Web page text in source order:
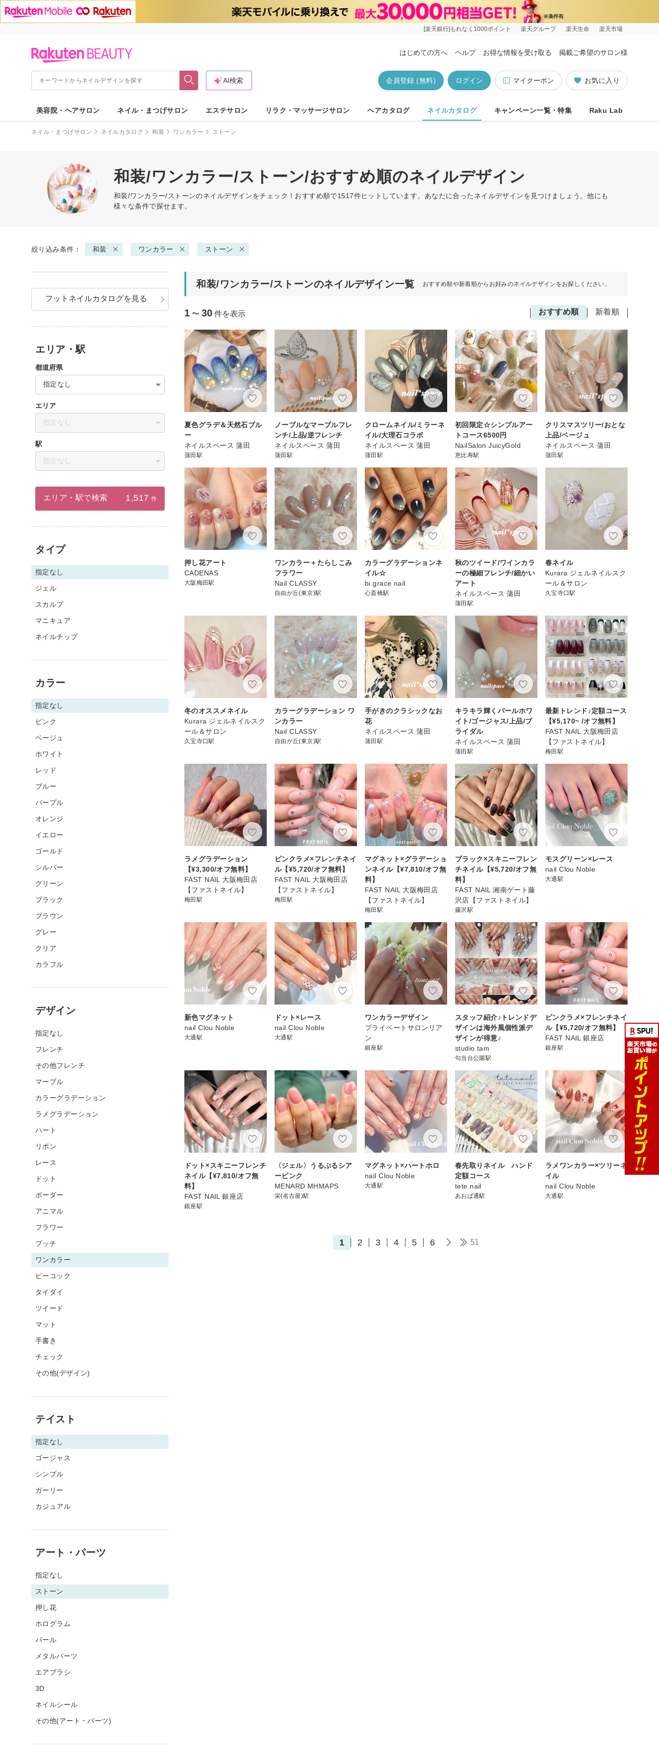
[楽天銀行]もれなく1000ポイント 楽天グループ 楽天生命 楽天市場
はじめての方へ ヘルプ お得な情報を受け取る 掲載ご希望のサロン様
お気に入り
マイクーポン
ログイン
会員登録 (無料)
AI検索
美容院・ヘアサロン ネイル・まつげサロン エステサロン リラク・マッサージサロン ヘアカタログ ネイルカタログ キャンペーン一覧・特集 Raku Lab
ネイル・まつげサロン ネイルカタログ 和装 ワンカラー ストーン
和装/ワンカラー/ストーン/おすすめ順のネイルデザイン
和装/ワンカラー/ストーンのネイルデザインをチェック！おすすめ順で1517件ヒットしています。あなたに合ったネイルデザインを見つけましょう。他にも
様々な条件で探せます。
絞り込み条件： 和装 ワンカラー ストーン
和装/ワンカラー/ストーンのネイルデザイン一覧 おすすめ順や新着順からお好みのネイルデザインをお探しください。
おすすめ順 新着順
1 〜 30 件を表示
夏色グラデ＆天然石ブル
ー
ネイルスペース 蒲田
蒲田駅
ノーブルなマーブルフレ
ンチ/上品/逆フレンチ
ネイルスペース 蒲田
蒲田駅
クロームネイル/ミラーネ
イル/大理石コラボ
ネイルスペース 蒲田
蒲田駅
初回限定☆シンプルアー
トコース6500円
NailSalon JuicyGold
恵比寿駅
クリスマスツリー/おとな
上品/ベージュ
ネイルスペース 蒲田
蒲田駅
押し花アート
CADENAS
大阪梅田駅
ワンカラー＋たらしこみ
フラワー
Nail CLASSY
自由が丘(東京)駅
カラーグラデーションネ
イル☆
bi.grace nail
心斎橋駅
秋のツイード/ワインカラ
ーの極細フレンチ/細かい
アート
ネイルスペース 蒲田
蒲田駅
春ネイル
Kurara ジェルネイルスク
ール＆サロン
久宝寺口駅
冬のオススメネイル
Kurara ジェルネイルスク
ール＆サロン
久宝寺口駅
カラーグラデーション ワ
ンカラー
Nail CLASSY
自由が丘(東京)駅
手がきのクラシックなお
花
ネイルスペース 蒲田
蒲田駅
キラキラ輝くパールホワ
イト/ゴージャス/上品/ブ
ライダル
ネイルスペース 蒲田
蒲田駅
最新トレンド♪定額コース
【¥5,170~ /オフ無料】
FAST NAIL 大阪梅田店
【ファストネイル】
梅田駅
ラメグラデーション
【¥3,300/オフ無料】
FAST NAIL 大阪梅田店
【ファストネイル】
梅田駅
ピンクラメ×フレンチネイ
ル【¥5,720/オフ無料】
FAST NAIL 大阪梅田店
【ファストネイル】
梅田駅
マグネット×グラデーショ
ンネイル【¥7,810/オフ無
料】
FAST NAIL 大阪梅田店
【ファストネイル】
梅田駅
ブラック×スキニーフレン
チネイル【¥5,720/オフ無
料】
FAST NAIL 湘南ゲート藤
沢店【ファストネイル】
藤沢駅
モスグリーン×レース
nail Clou Noble
大通駅
新色マグネット
nail Clou Noble
大通駅
ドット×レース
nail Clou Noble
大通駅
ワンカラーデザイン
プライベートサロンリア
ン
銀座駅
スタッフ紹介♪トレンドデ
ザインは海外風個性派デ
ザインが得意♪
studio tam
勾当台公園駅
ピンクラメ×フレンチネイ
ル【¥5,720/オフ無料】
FAST NAIL 銀座店
銀座駅
ドット×スキニーフレンチ
ネイル【¥7,810/オフ無
料】
FAST NAIL 銀座店
銀座駅
〈ジェル〉うるぷるシア
ーピンク
MENARD MHMAPS
栄(名古屋)駅
マグネット×ハートホロ
nail Clou Noble
大通駅
春先取りネイル ハンド
定額コース
tete.nail
あおば通駅
ラメワンカラー×ツリーネ
イル
nail Clou Noble
大通駅
1 2 3 4 5 6 51
フットネイルカタログを見る
エリア・駅
都道府県
指定なし
エリア
指定なし
駅
指定なし
エリア・駅で検索 1,517 件
タイプ
指定なし
ジェル
スカルプ
マニキュア
ネイルチップ
カラー
指定なし
ピンク
ベージュ
ホワイト
レッド
ブルー
パープル
オレンジ
イエロー
ゴールド
シルバー
グリーン
ブラック
ブラウン
グレー
クリア
カラフル
デザイン
指定なし
フレンチ
その他フレンチ
マーブル
カラーグラデーション
ラメグラデーション
ハート
リボン
レース
ドット
ボーダー
アニマル
フラワー
プッチ
ワンカラー
ピーコック
タイダイ
ツイード
マット
手書き
チェック
その他(デザイン)
テイスト
指定なし
ゴージャス
シンプル
ガーリー
カジュアル
アート・パーツ
指定なし
ストーン
押し花
ホログラム
パール
メタルパーツ
エアブラシ
3D
ネイルシール
その他(アート・パーツ)